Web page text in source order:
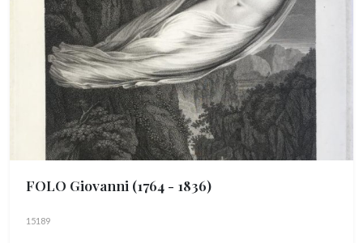
FOLO Giovanni (1764 - 1836)
15189